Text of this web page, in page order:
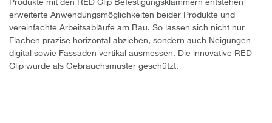
Produkte mit den RED Clip Befestigungsklammern entstehen
erweiterte Anwendungsmöglichkeiten beider Produkte und
vereinfachte Arbeitsabläufe am Bau. So lassen sich nicht nur
Flächen präzise horizontal abziehen, sondern auch Neigungen
digital sowie Fassaden vertikal ausmessen. Die innovative RED
Clip wurde als Gebrauchsmuster geschützt.